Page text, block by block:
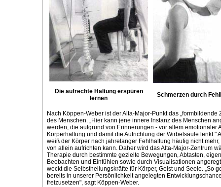
Die aufrechte Haltung erspüren
lernen
Schmerzen durch
Nach Köppen-Weber ist der Alta-Major-Punkt das „formbildende
des Menschen. „Hier kann jene innere Instanz des Menschen
werden, die aufgrund von Erinnerungen - vor allem emotionaler
Körperhaltung und damit die Aufrichtung der Wirbelsäule lenkt."
weiß der Körper nach jahrelanger Fehlhaltung häufig nicht
von allein aufrichten kann. Daher wird das Alta-Major-Zentrum
Therapie durch bestimmte gezielte Bewegungen, Abtasten,
Beobachten und Einfühlen sowie durch Visualisationen
weckt die Selbstheilungskräfte für Körper, Geist und Seele. „So
bereits in unserer Persönlichkeit angelegten
freizusetzen", sagt Köppen-Weber.